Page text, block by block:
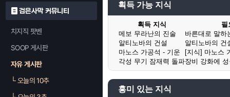
검은사막 커뮤니티
치지직 팟벤
SOOP 게시판
자유 게시판
└오늘의 10추
획득 가능 지식
획득 지식
필
메보 무라난의 진술
바른대로 말하
알티노바의 건설
알티노바의 건
마노스 가공석 - 기운
[지식] 마노스
각성 무기 잠재력 돌파장비 강화에
흥미 있는 지식